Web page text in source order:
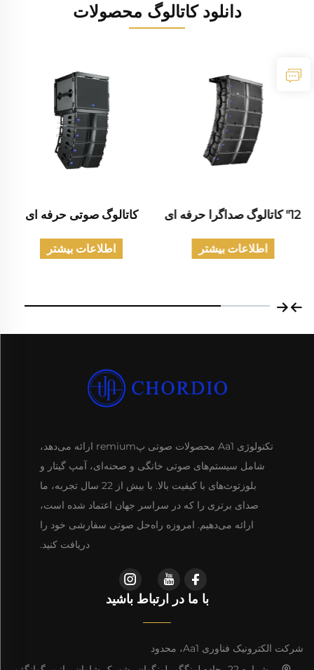
دانلود کاتالوگ محصولات
12" کاتالوگ صداگرا حرفه ای
اطلاعات بیشتر
کاتالوگ صوتی حرفه ای
اطلاعات بیشتر
تکنولوژی Aa1 محصولات صوتی پremium ارائه می‌دهد،
شامل سیستم‌های صوتی خانگی و صحنه‌ای، آمپ گیتار و
بلوزتوث‌های با کیفیت بالا. با بیش از 22 سال تجربه، ما
صدای برتری را که در سراسر جهان اعتماد شده است،
ارائه می‌دهیم. امروزه راه‌حل صوتی سفارشی خود را
دریافت کنید.
با ما در ارتباط باشید
شرکت الکترونیک فناوری Aa1، محدود